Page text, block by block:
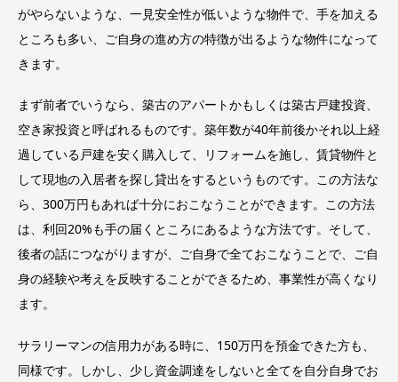
がやらないような、一見安全性が低いような物件で、手を加える
ところも多い、ご自身の進め方の特徴が出るような物件になって
きます。
まず前者でいうなら、築古のアパートかもしくは築古戸建投資、
空き家投資と呼ばれるものです。築年数が40年前後かそれ以上経
過している戸建を安く購入して、リフォームを施し、賃貸物件と
して現地の入居者を探し貸出をするというものです。この方法な
ら、300万円もあれば十分におこなうことができます。この方法
は、利回20%も手の届くところにあるような方法です。そして、
後者の話につながりますが、ご自身で全ておこなうことで、ご自
身の経験や考えを反映することができるため、事業性が高くなり
ます。
サラリーマンの信用力がある時に、150万円を預金できた方も、
同様です。しかし、少し資金調達をしないと全てを自分自身でお